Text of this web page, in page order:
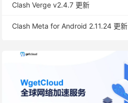
Clash Verge v2.4.7 更新
Clash Meta for Android 2.11.24 更新